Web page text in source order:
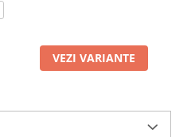
VEZI VARIANTE